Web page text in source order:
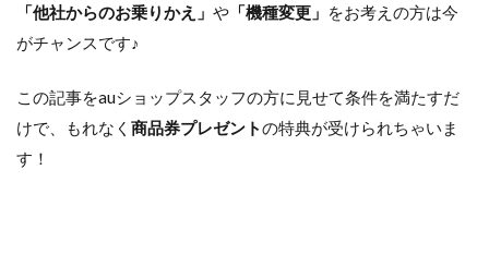
「他社からのお乗りかえ」 や 「機種変更」 をお考えの方は今
がチャンスです♪
この記事をauショップスタッフの方に見せて条件を満たすだ
けで、もれなく 商品券プレゼントの特典が受けられちゃいま
す！